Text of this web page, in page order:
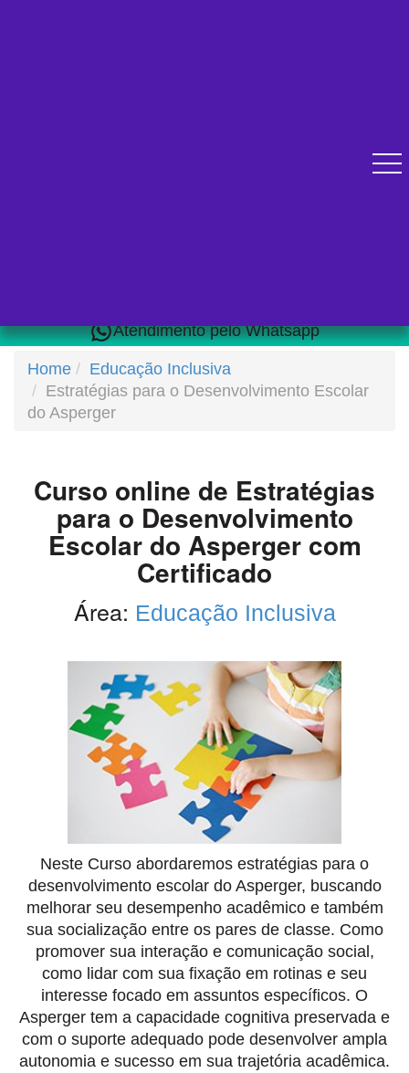
Atendimento pelo Whatsapp
Home
Educação Inclusiva
Estratégias para o Desenvolvimento Escolar
do Asperger
Curso online de Estratégias
para o Desenvolvimento
Escolar do Asperger com
Certificado
Área: Educação Inclusiva
Neste Curso abordaremos estratégias para o
desenvolvimento escolar do Asperger, buscando
melhorar seu desempenho acadêmico e também
sua socialização entre os pares de classe. Como
promover sua interação e comunicação social,
como lidar com sua fixação em rotinas e seu
interesse focado em assuntos específicos. O
Asperger tem a capacidade cognitiva preservada e
com o suporte adequado pode desenvolver ampla
autonomia e sucesso em sua trajetória acadêmica.